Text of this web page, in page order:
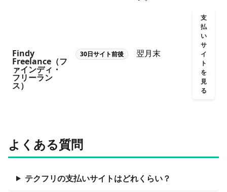
Findy
Freelance（フ
ァインディ・
フリーラン
ス）
30日サイト前後 翌月末
支
払
い
サ
イ
ト
を
見
る
よくある質問
テクフリの支払いサイトはどれくらい？